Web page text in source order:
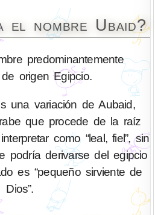
el nombre Ubaid?
predominantemente
origen Egipcio.
una variación de Aubaid,
que procede de la raíz
podría derivarse del egipcio
es “pequeño sirviente de
Dios”.